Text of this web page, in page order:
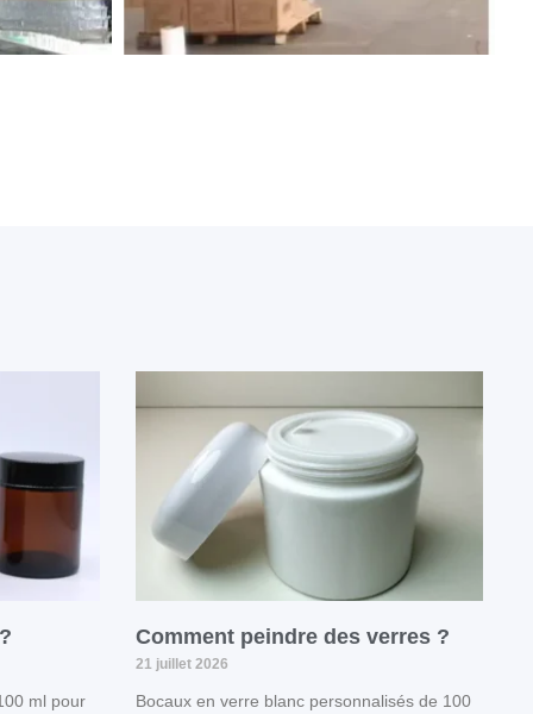
ml pour
Comment peindre des verres ?
21 juillet 2026
Bocaux en verre blanc personnalisés de 100